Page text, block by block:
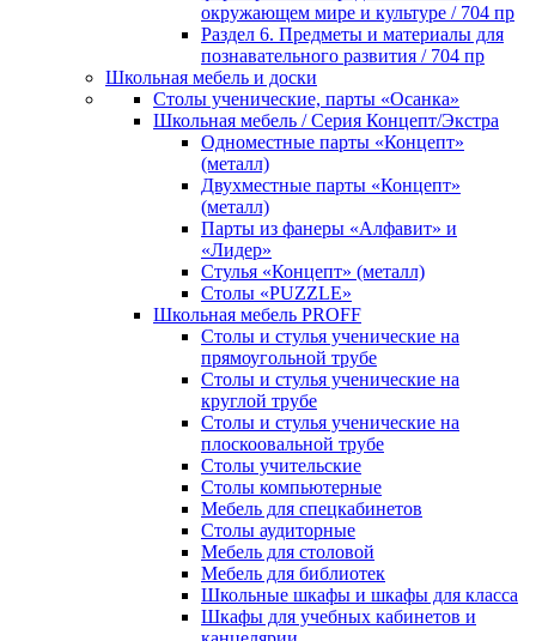
окружающем мире и культуре / 704 пр
Раздел 6. Предметы и материалы для
познавательного развития / 704 пр
Школьная мебель и доски
Столы ученические, парты «Осанка»
Школьная мебель / Серия Концепт/Экстра
Одноместные парты «Концепт»
(металл)
Двухместные парты «Концепт»
(металл)
Парты из фанеры «Алфавит» и
«Лидер»
Стулья «Концепт» (металл)
Столы «PUZZLE»
Школьная мебель PROFF
Столы и стулья ученические на
прямоугольной трубе
Столы и стулья ученические на
круглой трубе
Столы и стулья ученические на
плоскоовальной трубе
Столы учительские
Столы компьютерные
Мебель для спецкабинетов
Столы аудиторные
Мебель для столовой
Мебель для библиотек
Школьные шкафы и шкафы для класса
Шкафы для учебных кабинетов и